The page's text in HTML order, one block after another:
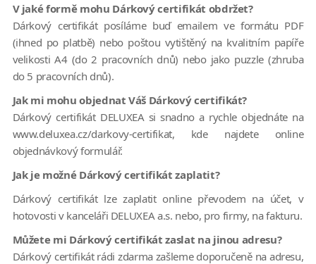
V jaké formě mohu Dárkový certifikát obdržet?
Dárkový certifikát posíláme buď emailem ve formátu PDF
(ihned po platbě) nebo poštou vytištěný na kvalitním papíře
velikosti A4 (do 2 pracovních dnů) nebo jako puzzle (zhruba
do 5 pracovních dnů).
Jak mi mohu objednat Váš Dárkový certifikát?
Dárkový certifikát DELUXEA si snadno a rychle objednáte na
www.deluxea.cz/darkovy-certifikat, kde najdete online
objednávkový formulář.
Jak je možné Dárkový certifikát zaplatit?
Dárkový certifikát lze zaplatit online převodem na účet, v
hotovosti v kanceláři DELUXEA a.s. nebo, pro firmy, na fakturu.
Můžete mi Dárkový certifikát zaslat na jinou adresu?
Dárkový certifikát rádi zdarma zašleme doporučeně na adresu,